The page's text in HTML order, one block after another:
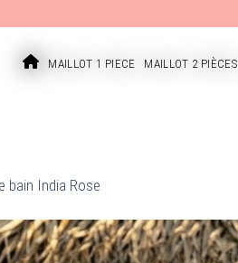
ACCUEILMAILLOT 1 PIECE MAILLOT 2 PIÈCES
bain India Rose